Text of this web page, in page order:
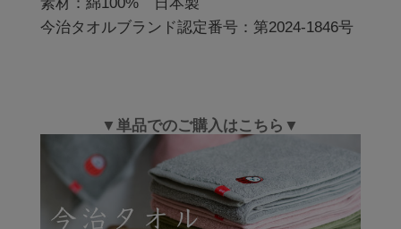
今治タオルブランド認定番号：第2024-1846号